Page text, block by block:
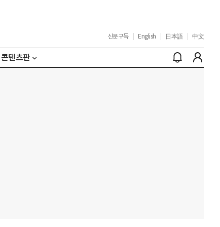
신문구독 English 日本語 中文
콘텐츠판